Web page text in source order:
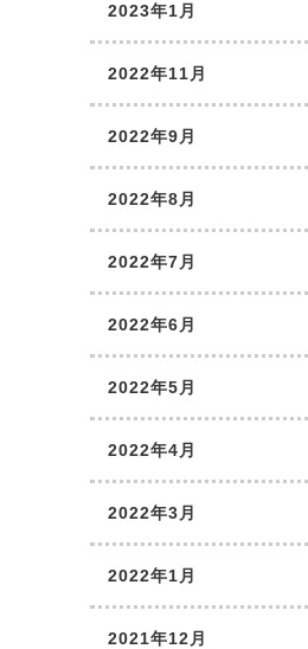
2023年1月
2022年11月
2022年9月
2022年8月
2022年7月
2022年6月
2022年5月
2022年4月
2022年3月
2022年1月
2021年12月